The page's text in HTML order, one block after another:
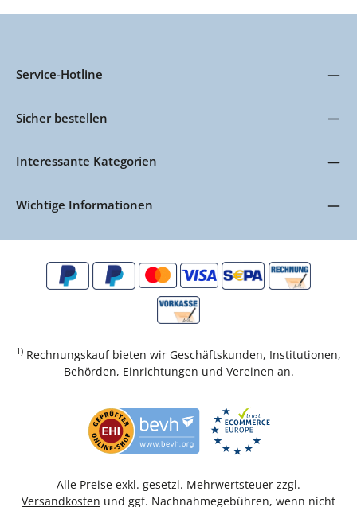
Service-Hotline
Sicher bestellen
Interessante Kategorien
Wichtige Informationen
1) Rechnungskauf bieten wir Geschäftskunden, Institutionen,
Behörden, Einrichtungen und Vereinen an.
Alle Preise exkl. gesetzl. Mehrwertsteuer zzgl.
Versandkosten und ggf. Nachnahmegebühren, wenn nicht